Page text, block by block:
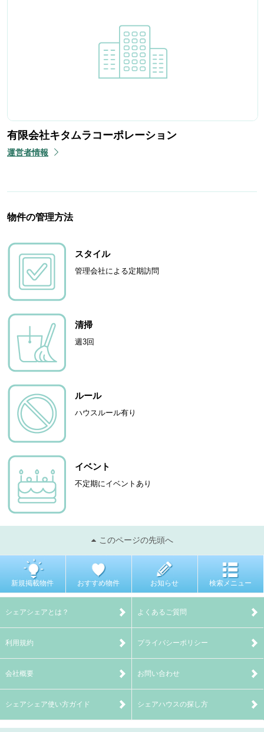
有限会社キタムラコーポレーション
運営者情報
物件の管理方法
スタイル
管理会社による定期訪問
清掃
週3回
ルール
ハウスルール有り
イベント
不定期にイベントあり
このページの先頭へ
新規掲載物件 おすすめ物件 お知らせ 検索メニュー
シェアシェアとは？ よくあるご質問
利用規約 プライバシーポリシー
会社概要 お問い合わせ
シェアシェア使い方ガイド シェアハウスの探し方